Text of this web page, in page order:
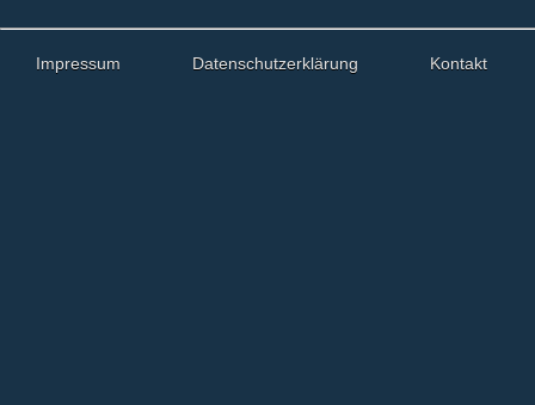
Impressum Datenschutzerklärung Kontakt